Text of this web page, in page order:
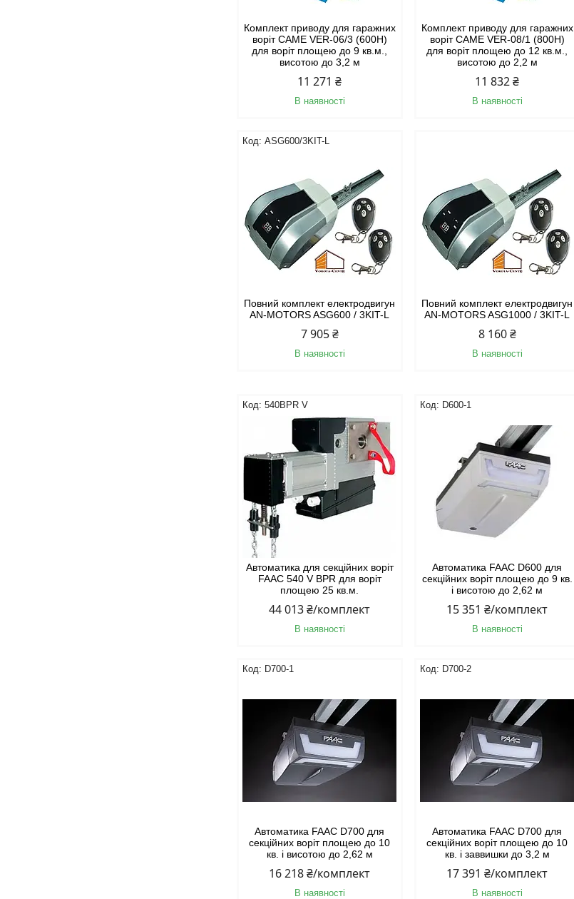
Комплект приводу для гаражних
воріт CAME VER-06/3 (600H)
для воріт площею до 9 кв.м.,
висотою до 3,2 м
11 271 ₴
В наявності
Комплект приводу для гаражних
воріт CAME VER-08/1 (800H)
для воріт площею до 12 кв.м.,
висотою до 2,2 м
11 832 ₴
В наявності
ASG600/3KIT-L
Повний комплект електродвигун
AN-MOTORS ASG600 / 3KIT-L
7 905 ₴
В наявності
Повний комплект електродвигун
AN-MOTORS ASG1000 / 3KIT-L
8 160 ₴
В наявності
540BPR V
Автоматика для секційних воріт
FAAC 540 V BPR для воріт
площею 25 кв.м.
44 013 ₴/комплект
В наявності
D600-1
Автоматика FAAC D600 для
секційних воріт площею до 9 кв.
і висотою до 2,62 м
15 351 ₴/комплект
В наявності
D700-1
Автоматика FAAC D700 для
секційних воріт площею до 10
кв. і висотою до 2,62 м
16 218 ₴/комплект
В наявності
D700-2
Автоматика FAAC D700 для
секційних воріт площею до 10
кв. і заввишки до 3,2 м
17 391 ₴/комплект
В наявності